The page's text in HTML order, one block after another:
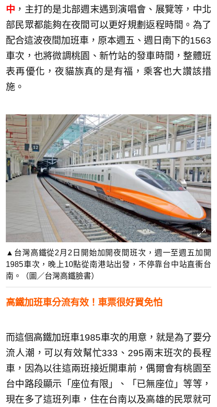
中 ，主打的是北部週末遇到演唱會、展覽等，中北
部民眾都能夠在夜間可以更好規劃返程時間。為了
配合這波夜間加班車，原本週五、週日南下的1563
車次，也將微調桃園、新竹站的發車時間，整體班
表再優化，夜貓族真的是有福，乘客也大讚該措
施。
▲台灣高鐵從2月2日開始加開夜間班次，週一至週五加開
1985車次，晚上10點從南港站出發，不停靠台中站直衝台
南。（圖／台灣高鐵臉書）
高鐵加班車分流有效！車票很好買免怕
而這個高鐵加班車1985車次的用意，就是為了要分
流人潮，可以有效幫忙333、295兩末班次的長程
車，因為以往這兩班接近開車前，偶爾會有桃園至
台中路段顯示「座位有限」、「已無座位」等等，
現在多了這班列車，住在台南以及高雄的民眾就可